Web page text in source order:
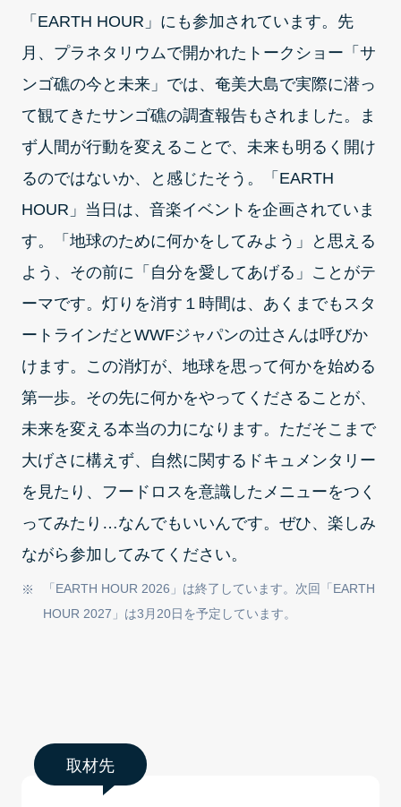
「EARTH HOUR」にも参加されています。先
月、プラネタリウムで開かれたトークショー「サ
ンゴ礁の今と未来」では、奄美大島で実際に潜っ
て観てきたサンゴ礁の調査報告もされました。ま
ず人間が行動を変えることで、未来も明るく開け
るのではないか、と感じたそう。「EARTH
HOUR」当日は、音楽イベントを企画されていま
す。「地球のために何かをしてみよう」と思える
よう、その前に「自分を愛してあげる」ことがテ
ーマです。灯りを消す１時間は、あくまでもスタ
ートラインだとWWFジャパンの辻さんは呼びか
けます。この消灯が、地球を思って何かを始める
第一歩。その先に何かをやってくださることが、
未来を変える本当の力になります。ただそこまで
大げさに構えず、自然に関するドキュメンタリー
を見たり、フードロスを意識したメニューをつく
ってみたり…なんでもいいんです。ぜひ、楽しみ
ながら参加してみてください。
「EARTH HOUR 2026」は終了しています。次回「EARTH
HOUR 2027」は3月20日を予定しています。
取材先